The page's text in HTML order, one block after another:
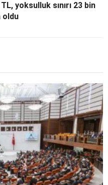
yoksulluk sınırı 23 bin
oldu